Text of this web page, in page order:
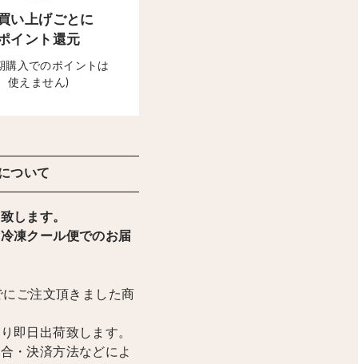
い上げごとに
イント還元
入でのポイントは
使えません)
ついて
します。
凍クール便でのお届
にご注文頂きました商
即日出荷致します。
・決済方法などによ